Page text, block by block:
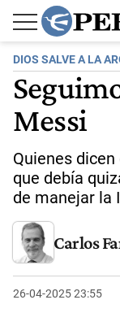
DIOS SALVE A LA
Messi
Quienes
que debía
de manejar la
Carlos
26-04-2025 23:55